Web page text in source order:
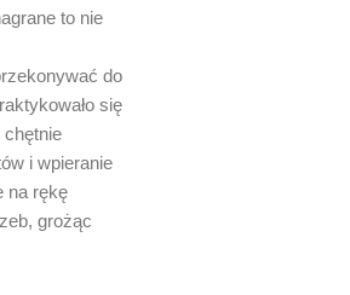
to nie
do
się
chętnie
i wpieranie
na rękę
grożąc